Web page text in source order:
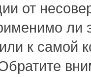
от
ли
к самой